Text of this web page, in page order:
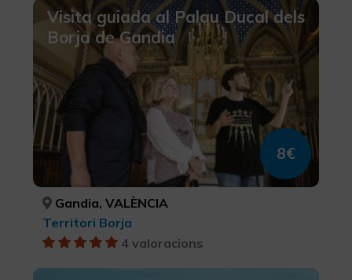
Visita guiada al Palau Ducal dels
Borja de Gandia
8€
Gandia, VALÈNCIA
Territori Borja
4 valoracions